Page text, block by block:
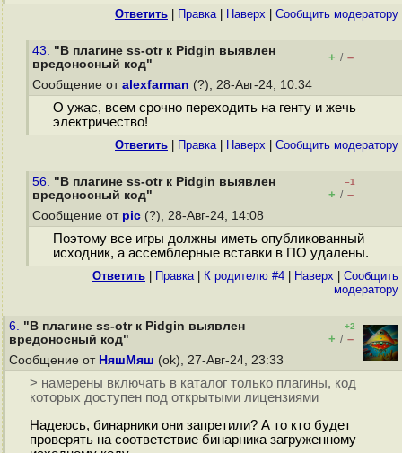
Ответить Правка| Наверх Cообщить модератору
43. "В плагине ss-otr к Pidgin выявлен
вредоносный код"
+ / –
Сообщение от alexfarman (?), 28-Авг-24, 10:34
О ужас, всем срочно переходить на генту и жечь
электричество!
Ответить Правка| Наверх Cообщить модератору
56. "В плагине ss-otr к Pidgin выявлен
вредоносный код"
–1
+ / –
Сообщение от pic (?), 28-Авг-24, 14:08
Поэтому все игры должны иметь опубликованный
исходник, а ассемблерные вставки в ПО удалены.
Ответить Правка| К родителю #4 Наверх
Cообщить
модератору
6. "В плагине ss-otr к Pidgin выявлен
вредоносный код"
+2
+ / –
Сообщение от НяшМяш (ok), 27-Авг-24, 23:33
> намерены включать в каталог только плагины, код
которых доступен под открытыми лицензиями
Надеюсь, бинарники они запретили? А то кто будет
проверять на соответствие бинарника загруженному